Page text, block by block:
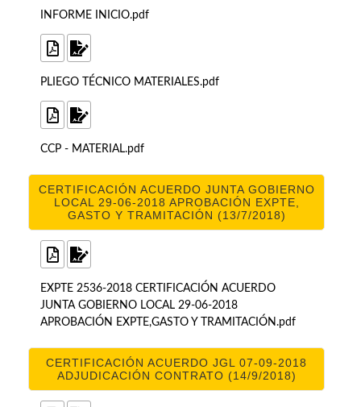
INFORME INICIO.pdf
PLIEGO TÉCNICO MATERIALES.pdf
CCP - MATERIAL.pdf
CERTIFICACIÓN ACUERDO JUNTA GOBIERNO
LOCAL 29-06-2018 APROBACIÓN EXPTE,
GASTO Y TRAMITACIÓN (13/7/2018)
EXPTE 2536-2018 CERTIFICACIÓN ACUERDO
JUNTA GOBIERNO LOCAL 29-06-2018
APROBACIÓN EXPTE,GASTO Y TRAMITACIÓN.pdf
CERTIFICACIÓN ACUERDO JGL 07-09-2018
ADJUDICACIÓN CONTRATO (14/9/2018)